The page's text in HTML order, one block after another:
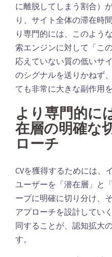
に離脱してしまう割合）
り、サイト全体の滞在時
り専門的には、このよう
索エンジンに対して「こ
応えていない質の低いサ
のシグナルを送りかねず
ても非常に大きな副作用
より専門的に
在層の明確な
ローチ
CVを獲得するためには、
ユーザーを「潜在層」と
ープに明確に切り分け、
アプローチを設計してい
同することが、認知拡大
す。